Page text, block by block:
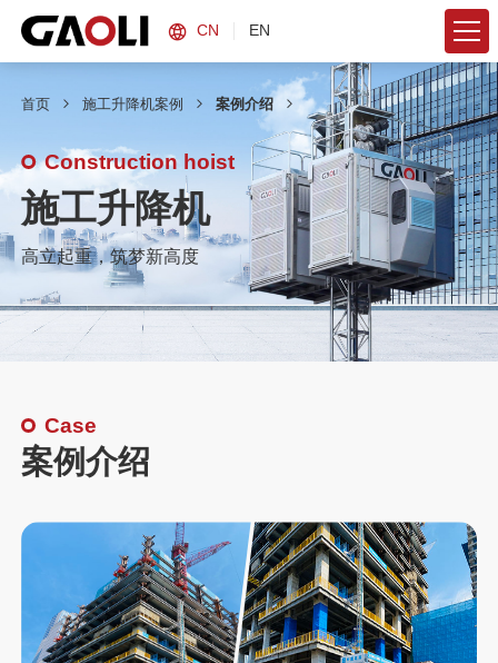
CN EN
首页 施工升降机案例 案例介绍
Construction hoist
施工升降机
高立起重，筑梦新高度
Case
案例介绍